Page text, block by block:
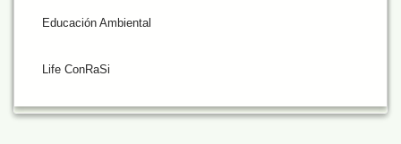
Educación Ambiental
Life ConRaSi